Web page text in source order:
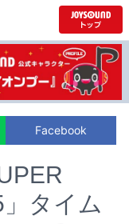
Facebook
タイム